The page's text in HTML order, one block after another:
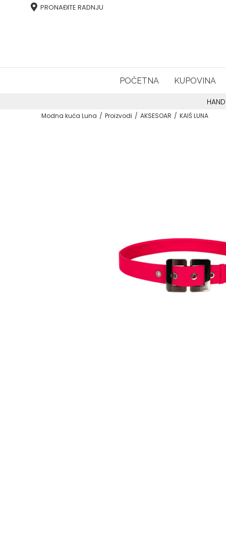
PRONAĐITE RADNJU
POČETNA KUPOVINA
Modna kuća Luna Proizvodi AKSESOAR KAIŠ LUNA